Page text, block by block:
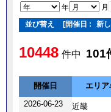
年 月
並び替え
[開催日 : 新
10448 件中 101
開催日 エリア
2026-06-23
近畿